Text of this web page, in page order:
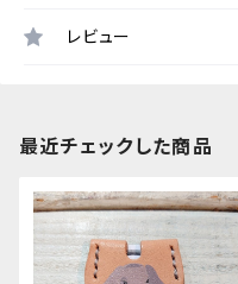
レビュー
最近チェックした商品